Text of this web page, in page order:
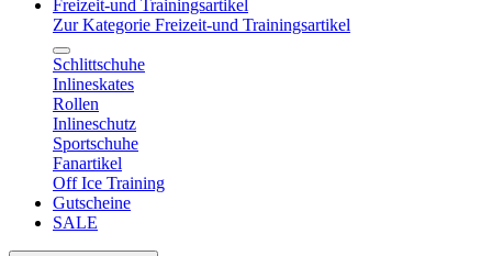
Freizeit-und Trainingsartikel
Zur Kategorie Freizeit-und Trainingsartikel
Schlittschuhe
Inlineskates
Rollen
Inlineschutz
Sportschuhe
Fanartikel
Off Ice Training
Gutscheine
SALE